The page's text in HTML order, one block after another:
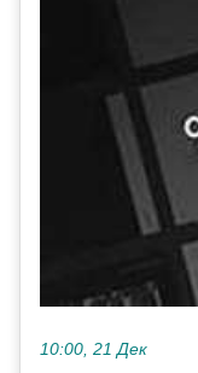
10:00, 21 Дек